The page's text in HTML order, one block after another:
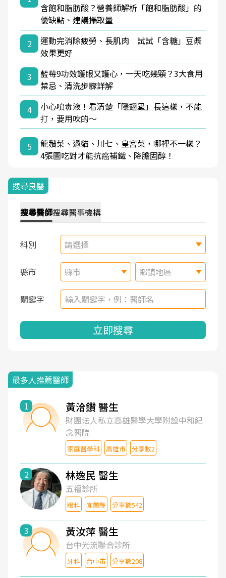
含飽和脂肪酸？營養師解析「飽和脂肪酸」的
優缺點、建議攝取量
2
運動完消除疲勞、長肌肉 試試「含糖」豆漿
效果更好
3
藍莓9功效護眼又護心，一天吃幾顆？3大食用
禁忌、清洗步驟詳解
4
小心噴毒液！看清楚「隱翅蟲」長這樣，不能
打，要用吹的～
5
龍鬚菜、過貓、川七、皇宮菜，哪裡不一樣？
4張圖吃對才能抗癌補鐵、降膽固醇！
搜尋良醫
搜尋醫師搜尋醫事機構
科別 請選擇
縣市 縣市 鄉鎮地區
關鍵字
立即搜尋
最多人推薦醫師
1 黃洽鑽 醫生
財團法人私立高雄醫學大學附設中和紀
念醫院
家庭醫學科 高雄市 分享數2
2 林逸民 醫生
五福診所
眼科 宜蘭縣 分享數542
3 黃汝萍 醫生
台中光流聯合診所
牙科 台中市 分享數208